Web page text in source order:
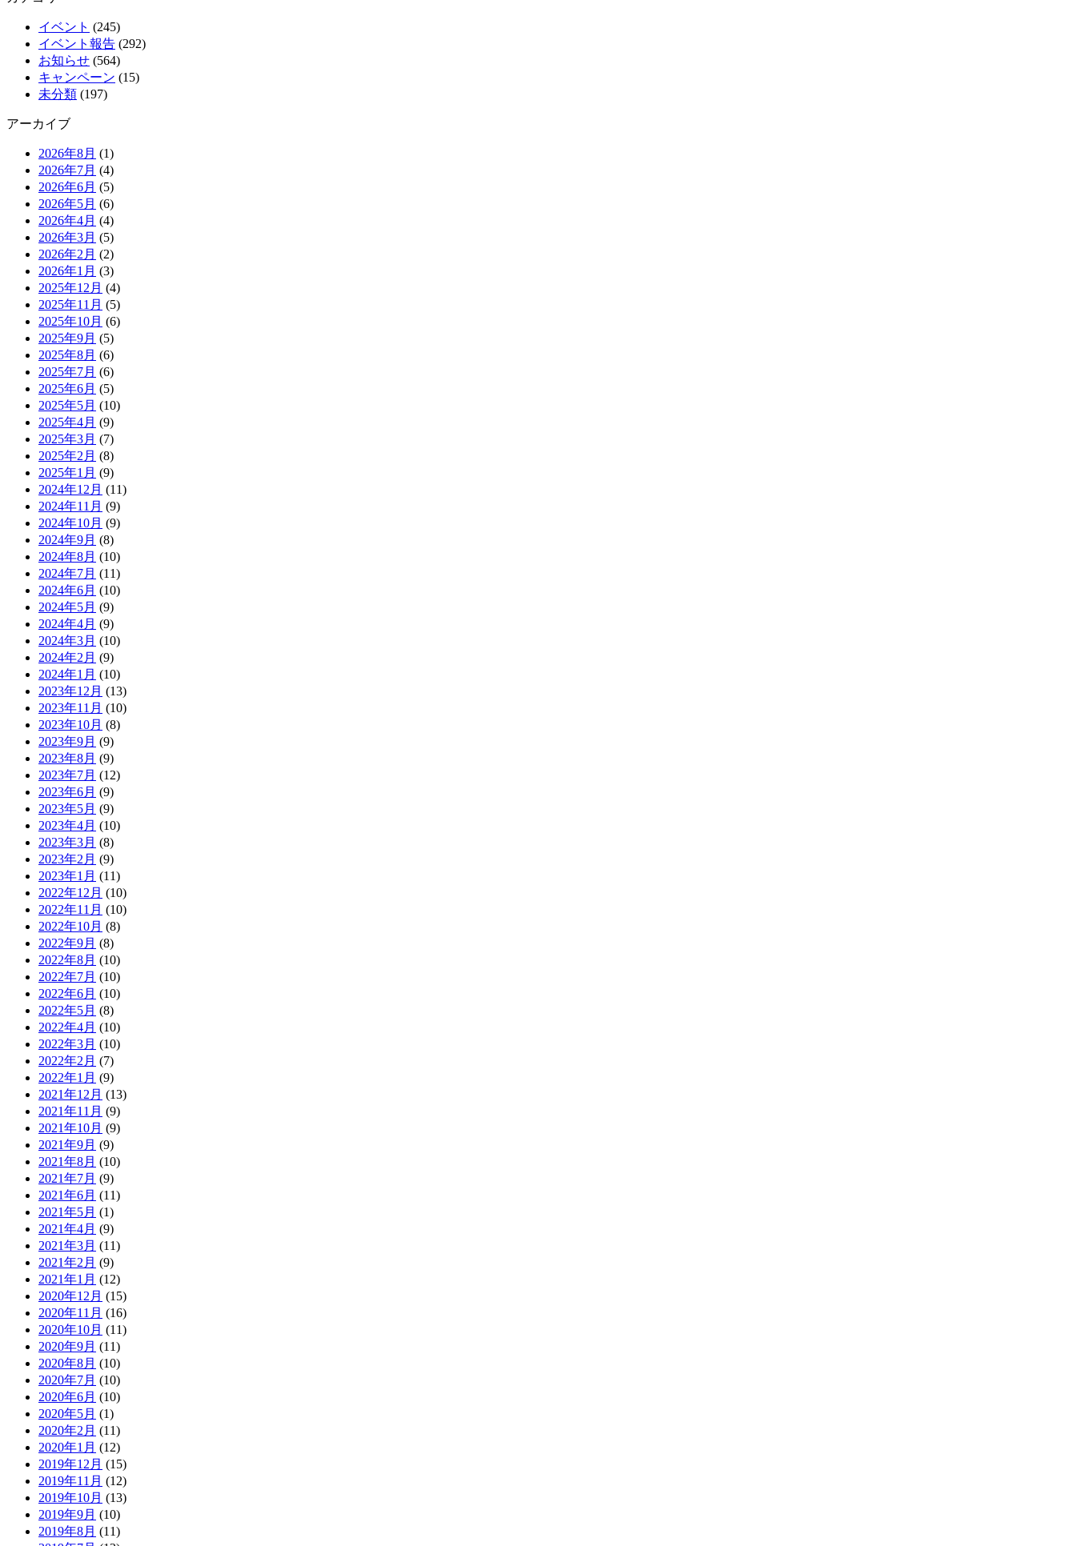
イベント (245)
イベント報告 (292)
お知らせ (564)
キャンペーン (15)
未分類 (197)
アーカイブ
2026年8月 (1)
2026年7月 (4)
2026年6月 (5)
2026年5月 (6)
2026年4月 (4)
2026年3月 (5)
2026年2月 (2)
2026年1月 (3)
2025年12月 (4)
2025年11月 (5)
2025年10月 (6)
2025年9月 (5)
2025年8月 (6)
2025年7月 (6)
2025年6月 (5)
2025年5月 (10)
2025年4月 (9)
2025年3月 (7)
2025年2月 (8)
2025年1月 (9)
2024年12月 (11)
2024年11月 (9)
2024年10月 (9)
2024年9月 (8)
2024年8月 (10)
2024年7月 (11)
2024年6月 (10)
2024年5月 (9)
2024年4月 (9)
2024年3月 (10)
2024年2月 (9)
2024年1月 (10)
2023年12月 (13)
2023年11月 (10)
2023年10月 (8)
2023年9月 (9)
2023年8月 (9)
2023年7月 (12)
2023年6月 (9)
2023年5月 (9)
2023年4月 (10)
2023年3月 (8)
2023年2月 (9)
2023年1月 (11)
2022年12月 (10)
2022年11月 (10)
2022年10月 (8)
2022年9月 (8)
2022年8月 (10)
2022年7月 (10)
2022年6月 (10)
2022年5月 (8)
2022年4月 (10)
2022年3月 (10)
2022年2月 (7)
2022年1月 (9)
2021年12月 (13)
2021年11月 (9)
2021年10月 (9)
2021年9月 (9)
2021年8月 (10)
2021年7月 (9)
2021年6月 (11)
2021年5月 (1)
2021年4月 (9)
2021年3月 (11)
2021年2月 (9)
2021年1月 (12)
2020年12月 (15)
2020年11月 (16)
2020年10月 (11)
2020年9月 (11)
2020年8月 (10)
2020年7月 (10)
2020年6月 (10)
2020年5月 (1)
2020年2月 (11)
2020年1月 (12)
2019年12月 (15)
2019年11月 (12)
2019年10月 (13)
2019年9月 (10)
2019年8月 (11)